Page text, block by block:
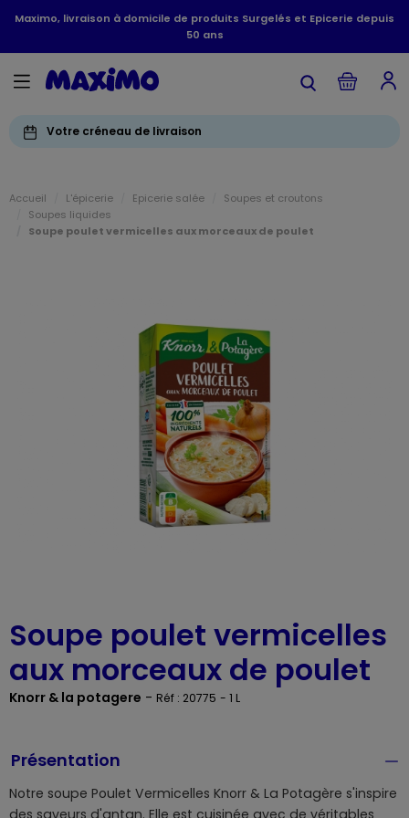
Maximo, livraison à domicile de produits Surgelés et Epicerie depuis
50 ans
Votre créneau de livraison
Accueil L'épicerie Epicerie salée
Soupes et croutons
Soupes liquides
Soupe poulet vermicelles aux morceaux de poulet
Soupe poulet vermicelles
aux morceaux de poulet
Knorr & la potagere - Réf : 20775 - 1 L
Présentation
Notre soupe Poulet Vermicelles Knorr & La Potagère s'inspire
des saveurs d'antan. Elle est cuisinée avec de véritables